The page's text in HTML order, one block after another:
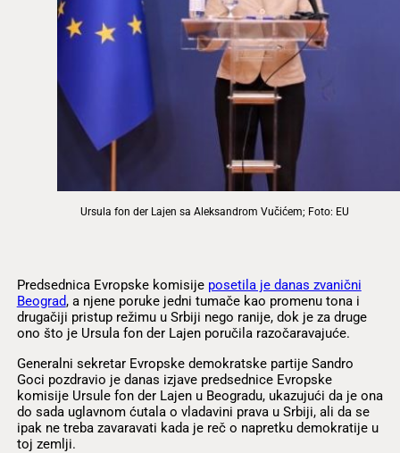
Ursula fon der Lajen sa Aleksandrom Vučićem; Foto: EU
Predsednica Evropske komisije posetila je danas zvanični
Beograd, a njene poruke jedni tumače kao promenu tona i
drugačiji pristup režimu u Srbiji nego ranije, dok je za druge
ono što je Ursula fon der Lajen poručila razočaravajuće.
Generalni sekretar Evropske demokratske partije Sandro
Goci pozdravio je danas izjave predsednice Evropske
komisije Ursule fon der Lajen u Beogradu, ukazujući da je ona
do sada uglavnom ćutala o vladavini prava u Srbiji, ali da se
ipak ne treba zavaravati kada je reč o napretku demokratije u
toj zemlji.